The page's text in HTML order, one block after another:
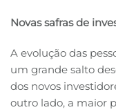
Novas safras de
A evolução das
um grande salto
dos novos
outro lado, a maior